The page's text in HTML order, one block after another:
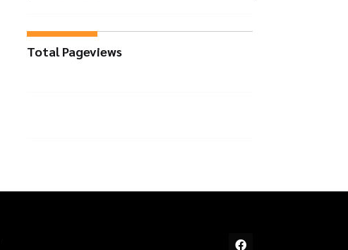
Total Pageviews